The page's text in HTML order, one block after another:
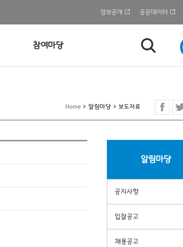
정보공개 공공데이터
참여마당
Home > 알림마당 > 보도자료
알림마당
공지사항
입찰공고
채용공고